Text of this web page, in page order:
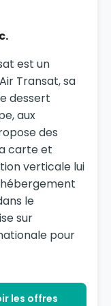
est un
Transat, sa
dessert
aux
des
carte et
verticale lui
le
sur
pour
les offres